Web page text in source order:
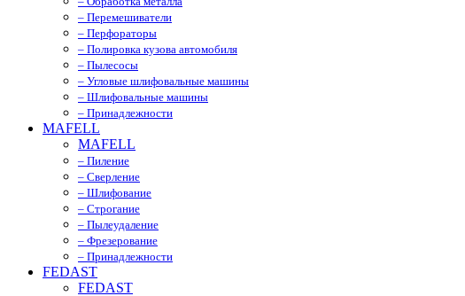
– Перемешиватели
– Перфораторы
– Полировка кузова автомобиля
– Пылесосы
– Угловые шлифовальные машины
– Шлифовальные машины
– Принадлежности
MAFELL
MAFELL
– Пиление
– Сверление
– Шлифование
– Строгание
– Пылеудаление
– Фрезерование
– Принадлежности
FEDAST
FEDAST